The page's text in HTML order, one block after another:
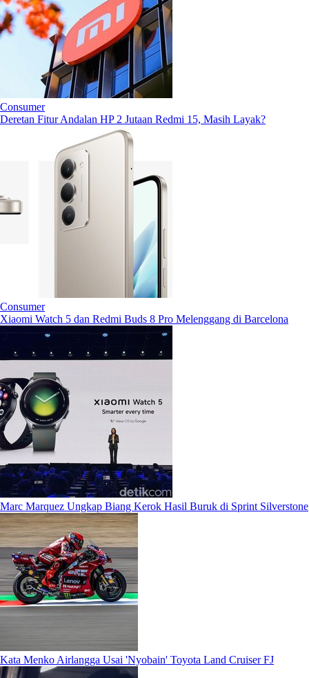
Consumer
Deretan Fitur Andalan HP 2 Jutaan Redmi 15, Masih Layak?
Consumer
Xiaomi Watch 5 dan Redmi Buds 8 Pro Melenggang di Barcelona
Marc Marquez Ungkap Biang Kerok Hasil Buruk di Sprint Silverstone
Kata Menko Airlangga Usai 'Nyobain' Toyota Land Cruiser FJ